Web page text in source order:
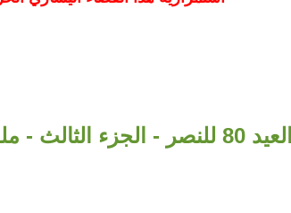
العيد 80 للنصر - الجزء الثالث - ملف خاص